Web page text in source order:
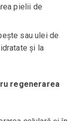
pielii de
sau ulei de
și la
regenerarea